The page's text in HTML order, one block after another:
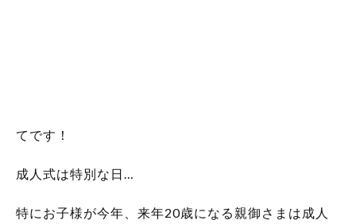
てです！
成人式は特別な日…
特にお子様が今年、来年20歳になる親御さまは成人